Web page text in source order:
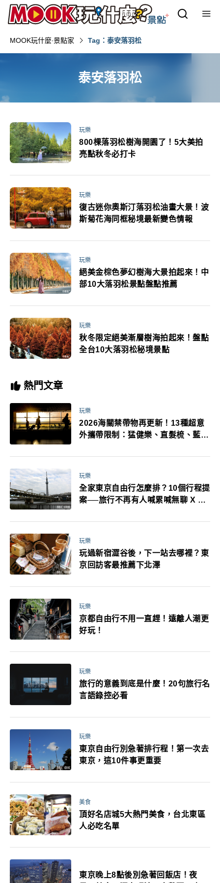
MOOK玩什麼‧景點家 Tag：泰安落羽松
泰安落羽松
玩樂
800棵落羽松樹海開園了！5大美拍
亮點秋冬必打卡
玩樂
復古迷你奧斯汀落羽松油畫大景！波
斯菊花海同框秘境最新變色情報
玩樂
絕美金棕色夢幻樹海大景拍起來！中
部10大落羽松景點盤點推薦
玩樂
秋冬限定絕美漸層樹海拍起來！盤點
全台10大落羽松秘境景點
熱門文章
玩樂
2026海關禁帶物再更新！13種超意
外攜帶限制：猛健樂、直髮梳、藍牙
萬！注意事項一次看！
玩樂
全家東京自由行怎麼排？10個行程提
案──旅行不再有人喊累喊無聊 X 爸
玩樂
玩過新宿澀谷後，下一站去哪裡？東
京回訪客最推薦下北澤
玩樂
京都自由行不用一直趕！遠離人潮更
好玩！
玩樂
旅行的意義到底是什麼！20句旅行名
言語錄控必看
玩樂
東京自由行別急著排行程！第一次去
東京，這10件事更重要
美食
頂好名店城5大熱門美食，台北東區
人必吃名單
東京晚上8點後別急著回飯店！夜